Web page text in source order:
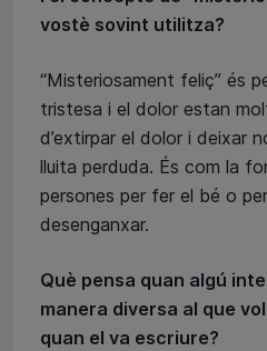
vostè sovint utilitza?
“Misteriosament feliç” és
tristesa i el dolor estan
d’extirpar el dolor i deixar
lluita perduda. És com la
persones per fer el bé o
desenganxar.
Què pensa quan algú
manera diversa al que
quan el va escriure?